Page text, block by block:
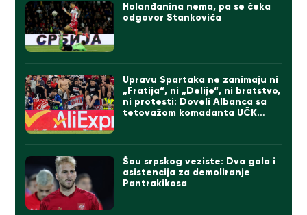
Holanđanina nema, pa se čeka
odgovor Stankovića
Upravu Spartaka ne zanimaju ni
„Fratija“, ni „Delije“, ni bratstvo,
ni protesti: Doveli Albanca sa
tetovažom komadanta UČK
Šou srpskog veziste: Dva gola i
asistencija za demoliranje
Pantrakikosa